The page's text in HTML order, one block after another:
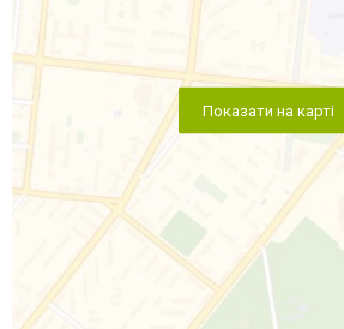
Показати на карті